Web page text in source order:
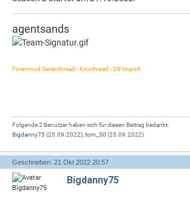
agentsands
Forenmod Serienthread - Kinothread - DB Import
Folgende 2 Benutzer haben sich für diesen Beitrag bedankt:
Bigdanny75(25.09.2022), tom_30 (25.09.2022)
Geschrieben: 21 Okt 2022 20:57
Bigdanny75